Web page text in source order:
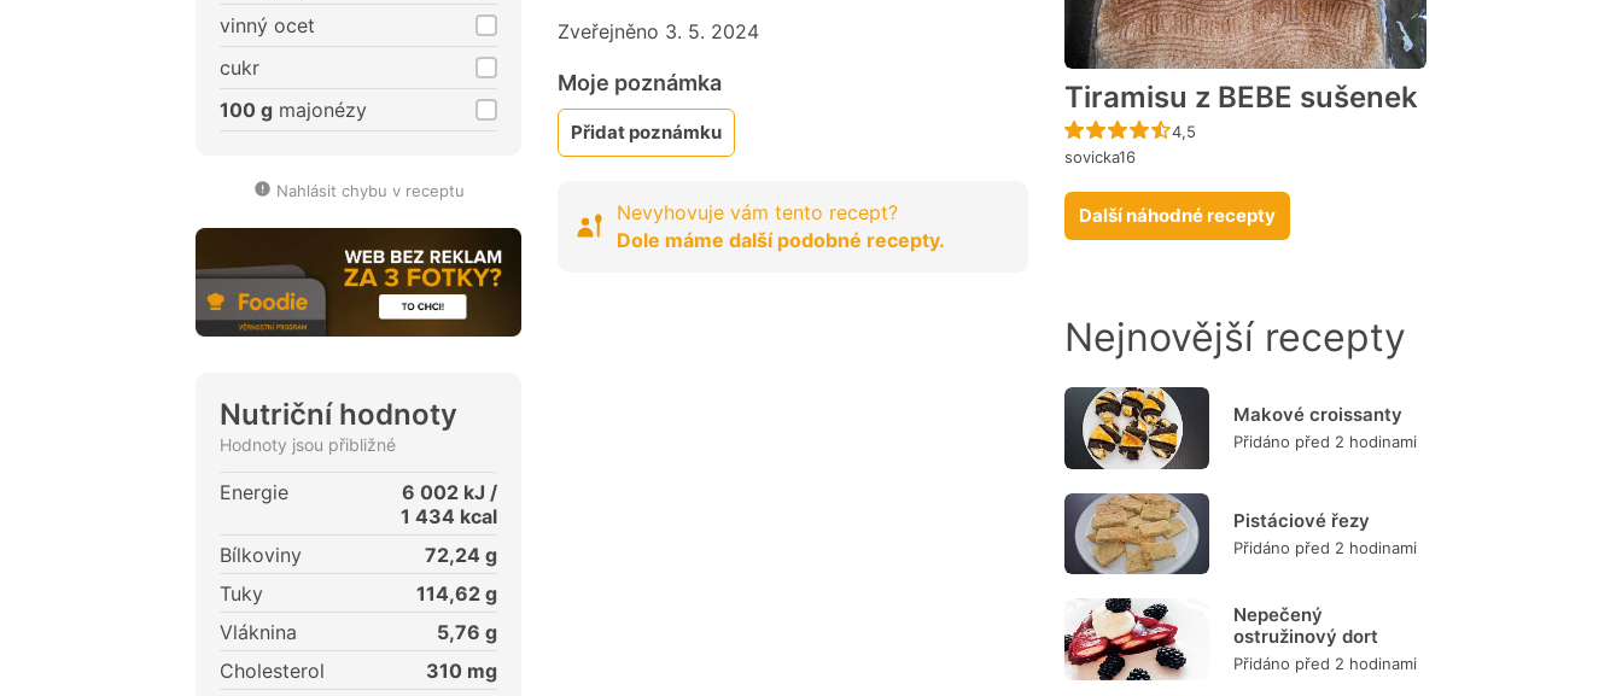
vinný ocet
cukr
100 g majonézy
Nahlásit chybu v receptu
Nutriční hodnoty
Hodnoty jsou přibližné
Energie 6 002 kJ /
1 434 kcal
Bílkoviny
72,24 g
Tuky
114,62 g
Vláknina
5,76 g
Cholesterol
310 mg
Zveřejněno 3. 5. 2024
Moje poznámka
Přidat poznámku
Nevyhovuje vám tento recept?
Dole máme další podobné recepty.
Tiramisu z BEBE sušenek
Recept ještě nebyl hodnocen
4,5
sovicka16
Další náhodné recepty
Nejnovější recepty
Makové croissanty
Přidáno před 2 hodinami
Pistáciové řezy
Přidáno před 2 hodinami
Nepečený
ostružinový dort
Přidáno před 2 hodinami